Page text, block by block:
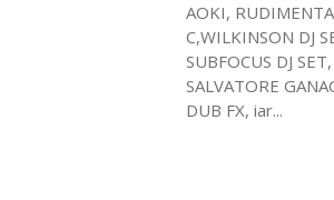
AOKI,
C,WILKINSON DJ
SUBFOCUS DJ
SALVATORE
DUB FX, iar...